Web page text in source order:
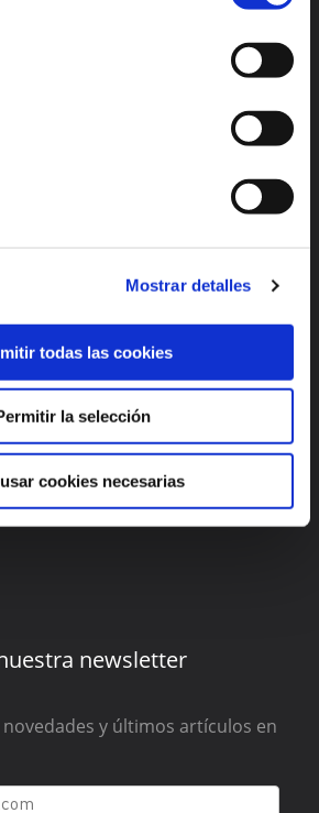
Mostrar detalles
todas las cookies
la selección
cookies necesarias
newsletter
y últimos artículos en